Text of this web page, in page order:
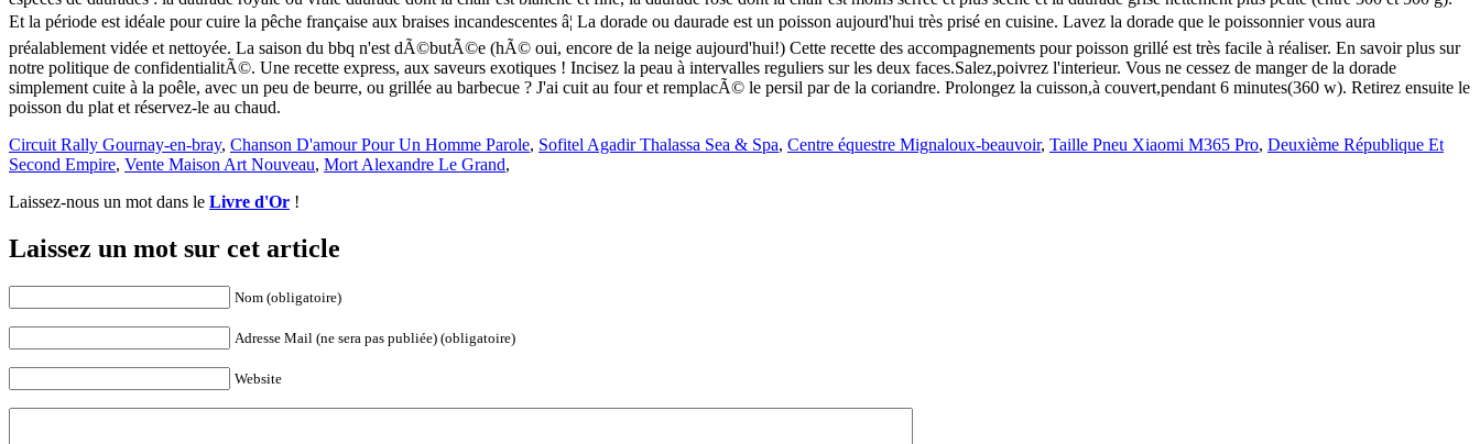
Circuit Rally Gournay-en-bray, Chanson D'amour Pour Un Homme Parole, Sofitel Agadir Thalassa Sea & Spa, Centre équestre Mignaloux-beauvoir, Taille Pneu Xiaomi M365 Pro, Deuxième République Et
Second Empire, Vente Maison Art Nouveau, Mort Alexandre Le Grand,
Laissez-nous un mot dans le Livre d'Or !
Laissez un mot sur cet article
Nom (obligatoire)
Adresse Mail (ne sera pas publiée) (obligatoire)
Website